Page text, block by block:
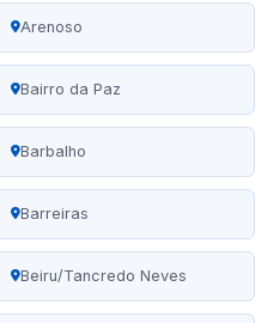
Arenoso
Bairro da Paz
Barbalho
Barreiras
Beiru/Tancredo Neves